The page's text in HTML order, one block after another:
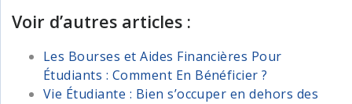
Voir d’autres articles :
Les Bourses et Aides Financières Pour
Étudiants : Comment En Bénéficier ?
Vie Étudiante : Bien s’occuper en dehors des